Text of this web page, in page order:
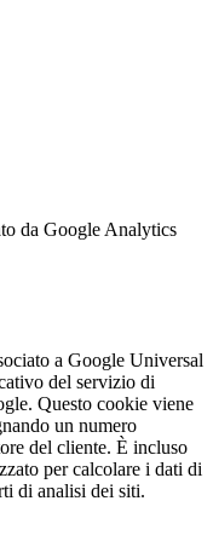
da Google Analytics
a Google Universal
del servizio di
Questo cookie viene
un numero
del cliente. È incluso
per calcolare i dati di
di analisi dei siti.